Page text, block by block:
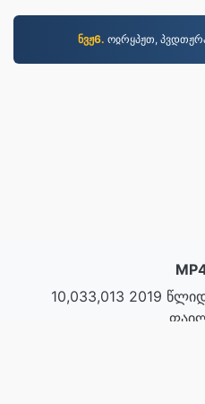
ნვჟ6. ოჲრყპჟთ,
10,033,013 2019